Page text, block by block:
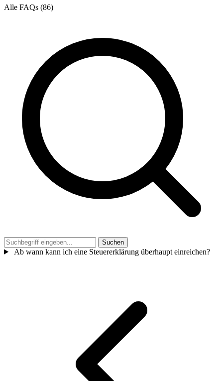
Alle FAQs (86)
Suchen
Ab wann kann ich eine Steuererklärung überhaupt einreichen?